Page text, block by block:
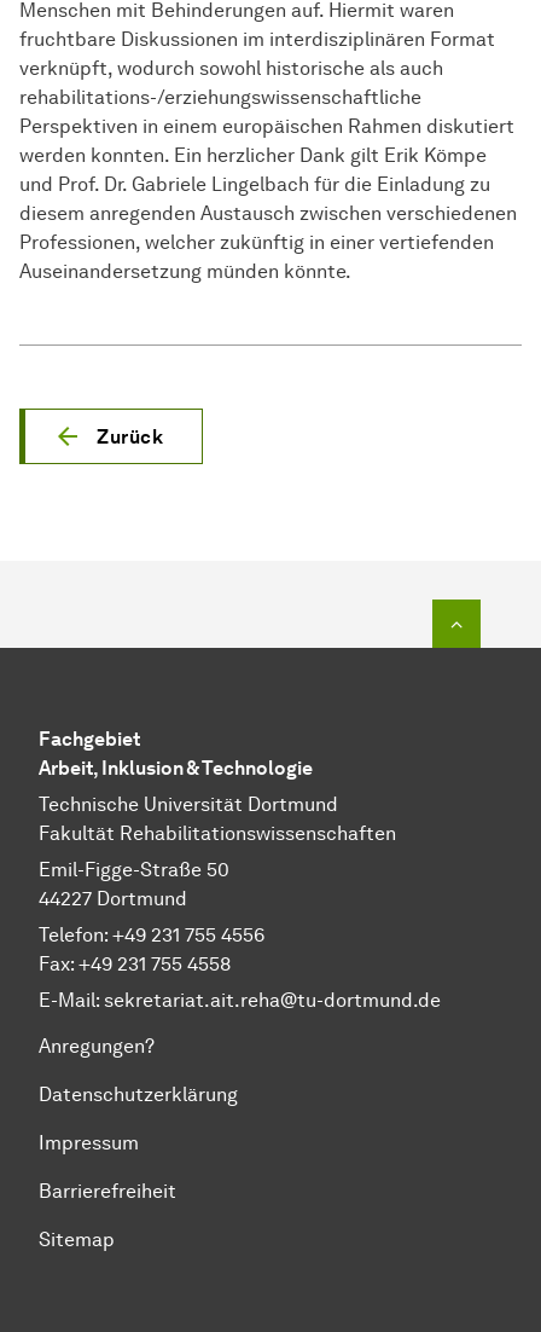
Menschen mit Behinderungen auf. Hiermit waren
fruchtbare Diskussionen im interdisziplinären Format
verknüpft, wodurch sowohl historische als auch
rehabilitations-/erziehungswissenschaftliche
Perspektiven in einem europäischen Rahmen diskutiert
werden konnten. Ein herzlicher Dank gilt Erik Kömpe
und Prof. Dr. Gabriele Lingelbach für die Einladung zu
diesem anregenden Austausch zwischen verschiedenen
Professionen, welcher zukünftig in einer vertiefenden
Auseinandersetzung münden könnte.
Zurück
Fachgebiet
Arbeit, Inklusion & Technologie
Technische Universität Dortmund
Fakultät Rehabilitationswissenschaften
Emil-Figge-Straße 50
44227 Dortmund
Telefon: +49 231 755 4556
Fax: +49 231 755 4558
E-Mail: sekretariat.ait.reha@tu-dortmund.de
Anregungen?
Datenschutzerklärung
Impressum
Barrierefreiheit
Sitemap